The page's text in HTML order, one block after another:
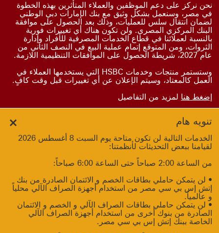
نحن نركز على دعم الموظفين والعملاء المتأثرين بهذه الخطوة
في مصر، وسنعمل بشكل وثيق مع بنك الإمارات دبي الوطني
لضمان انتقال سلس للعمليات، وذلك بعد الحصول على موافقة
البنك المركزي المصري. ولن تكون هناك أي تغييرات فورية
بالنسبة لعملائنا في قطاع الخدمات المصرفية للأفراد وإدارة
الثروات، ومن المتوقع إتمام عملية البيع في النصف الثاني من
عام 2027، شريطة الحصول على الموافقات التنظيمية اللازمة.
وستستمر منتجات وخدمات HSBC التي يستخدمها العملاء في
العمل كالمعتاد، وسيتم الإعلان عن أي تغييرات قبل وقت كافٍ.
إضغط هنا لمزيد من التفاصيل
تنويه هام
الخدمات التالية لن تكون متاحة يوم السبت 8 أغسطس 2026
لقيامنا ببعض التحديثات لأنظمتنا:
من الساعة 2:00 صباحاً حتى الساعة 6:00 صباحاً:
• لن يتمكن حاملي بطاقات الخصم و الائتمان الصادرة من بنك
إتش إس بي سي مصر من استخدام أجهزة الصراف الآلي محلياً
و عالمياً.
• لن يتمكن حاملي بطاقات الصراف الآلي و الخصم و الائتمان
الصادرة من بنوك أخرى من استخدام أجهزة الصراف الآلي
الخاصة ببنك إتش إس بي سي مصر.